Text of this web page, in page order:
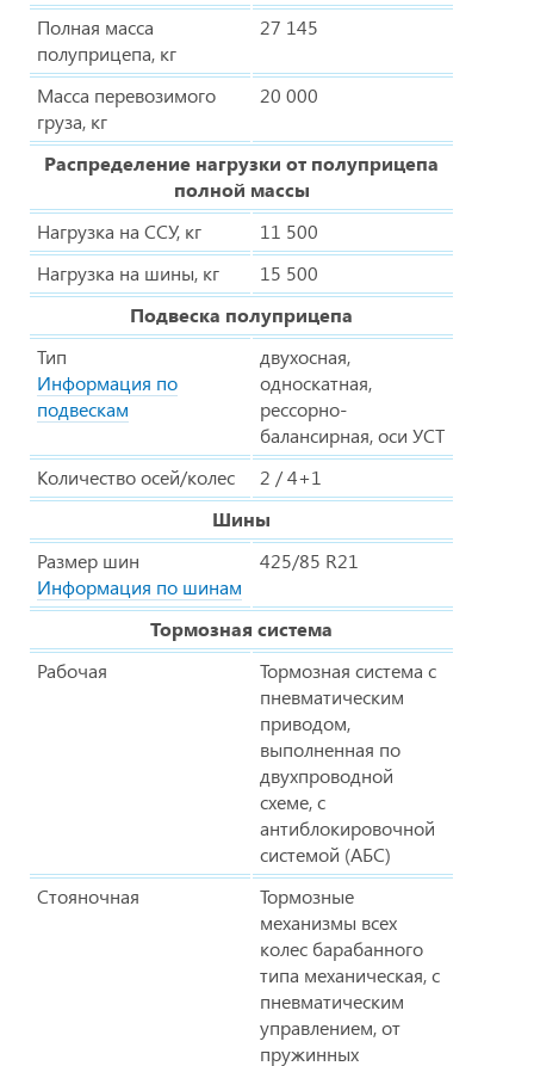
Полная масса
полуприцепа, кг
27 145
Масса перевозимого
груза, кг
20 000
Распределение нагрузки от полуприцепа
полной массы
Нагрузка на ССУ, кг
11 500
Нагрузка на шины, кг
15 500
Подвеска полуприцепа
Тип
Информация по
подвескам
двухосная,
односкатная,
рессорно-
балансирная, оси УСТ
Количество осей/колес
2 / 4+1
Шины
Размер шин
Информация по шинам
425/85 R21
Тормозная система
Рабочая
Тормозная система с
пневматическим
приводом,
выполненная по
двухпроводной
схеме, с
антиблокировочной
системой (АБС)
Стояночная
Тормозные
механизмы всех
колес барабанного
типа механическая, с
пневматическим
управлением, от
пружинных